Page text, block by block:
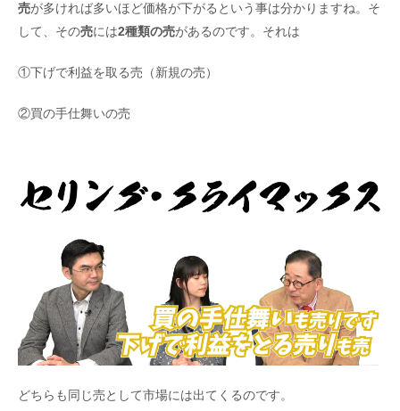
売が多ければ多いほど価格が下がるという事は分かりますね。そ
して、その売には2種類の売があるのです。それは
①下げで利益を取る売（新規の売）
②買の手仕舞いの売
どちらも同じ売として市場には出てくるのです。